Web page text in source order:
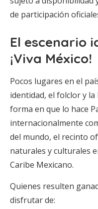
de participación
El escenario
¡Viva México!
Pocos lugares en el
identidad, el folclor y
forma en que lo hace
internacionalmente
del mundo, el recinto
naturales y culturales
Caribe Mexicano.
Quienes resulten
disfrutar de: